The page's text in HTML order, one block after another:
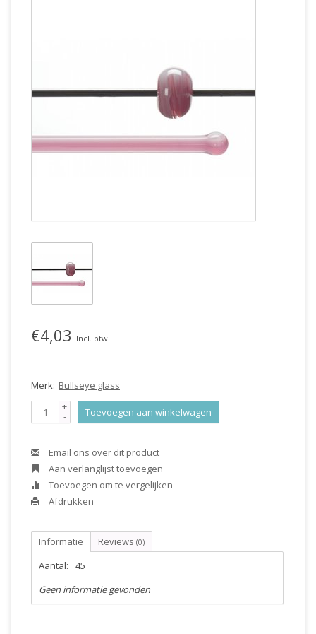
€4,03 Incl. btw
Merk: Bullseye glass
+
- Toevoegen aan winkelwagen
Email ons over dit product
Aan verlanglijst toevoegen
Toevoegen om te vergelijken
Afdrukken
Informatie Reviews (0)
Aantal:
45
Geen informatie gevonden